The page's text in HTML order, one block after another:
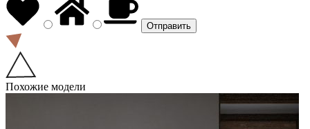
Похожие модели